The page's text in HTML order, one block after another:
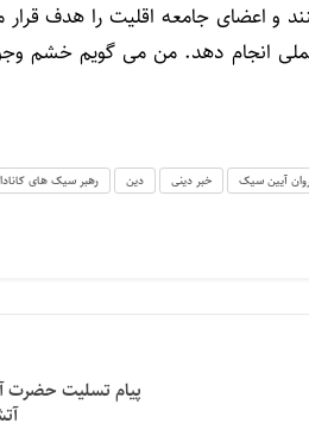
و اعضای جامعه اقلیت را هدف قرار
انجام دهد. من می گویم خشم
آیین سیک خبر دینی دین رهبر سیک های کانادا
پیام تسلیت حضرت